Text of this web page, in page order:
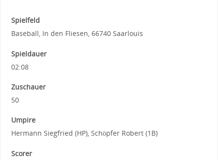
Spielfeld
Baseball, In den Fliesen, 66740 Saarlouis
Spieldauer
02:08
Zuschauer
50
Umpire
Hermann Siegfried (HP), Schöpfer Robert (1B)
Scorer